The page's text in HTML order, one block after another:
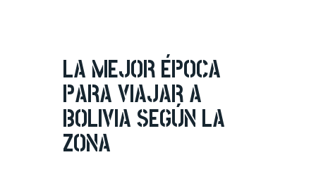
LA MEJOR ÉPOCA
PARA VIAJAR A
BOLIVIA SEGÚN LA
ZONA